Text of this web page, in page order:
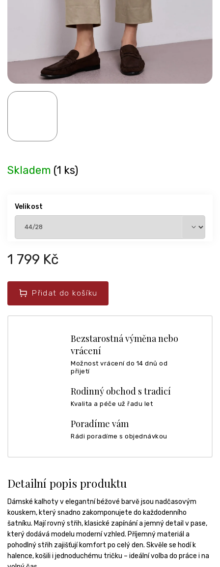
1 799 Kč
Skladem (1 ks)
Velikost
Přidat do košíku
Bezstarostná výměna nebo
vrácení
Možnost vrácení do 14 dnů od
přijetí
Rodinný obchod s tradicí
Kvalita a péče už řadu let
Poradíme vám
Rádi poradíme s objednávkou
Detailní popis produktu
Dámské kalhoty v elegantní béžové barvě jsou nadčasovým
kouskem, který snadno zakomponujete do každodenního
šatníku. Mají rovný střih, klasické zapínání a jemný detail v pase,
který dodává modelu moderní vzhled. Příjemný materiál a
pohodlný střih zajišťují komfort po celý den. Skvěle se hodí k
halence, košili i jednoduchému tričku – ideální volba do práce i na